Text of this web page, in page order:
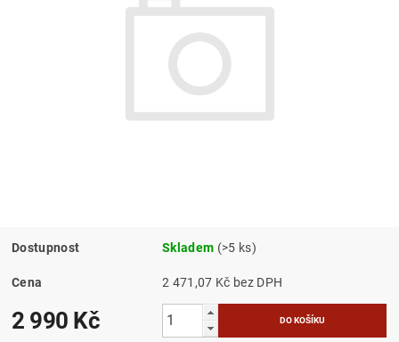
Dostupnost Skladem (>5 ks)
Cena 2 471,07 Kč bez DPH
2 990 Kč